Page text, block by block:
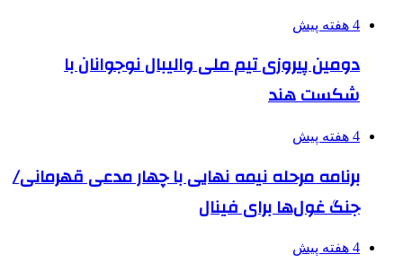
4 هفته پیش
دومین پیروزی تیم ملی والیبال نوجوانان با
شکست هند
4 هفته پیش
برنامه مرحله نیمه نهایی با چهار مدعی قهرمانی/
جنگ غول‌ها برای فینال
4 هفته پیش